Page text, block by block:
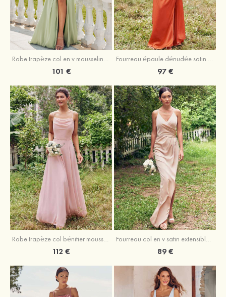
Robe trapèze col en v mousseline ras du sol robe de demoiselle d'honneur
101 €
Fourreau épaule dénudée satin extensible ras du sol robe de demoiselle d'honneur
97 €
Robe trapèze col bénitier mousseline ras du sol robe de demoiselle d'honneur
112 €
Fourreau col en v satin extensible asymétrique robe de demoiselle d'honneur
89 €